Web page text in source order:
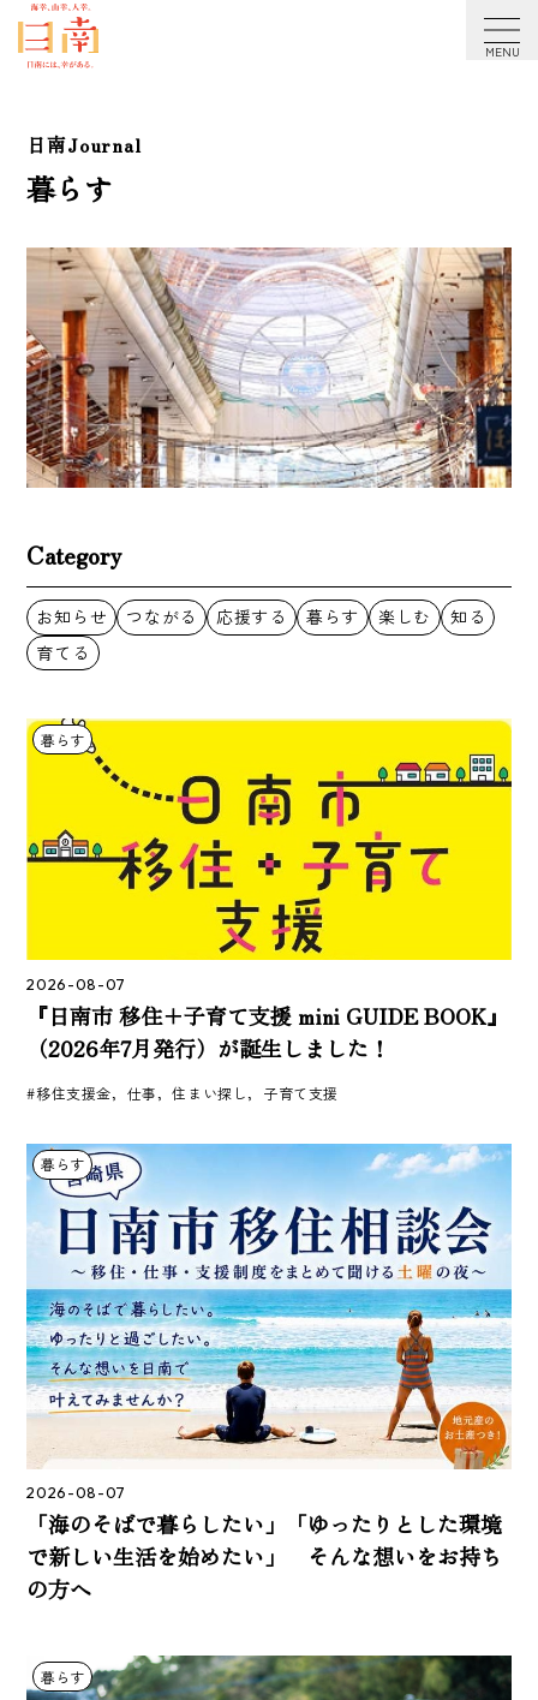
アクセシビリティ方針
日南Journal
暮らす
Category
お知らせ つながる 応援する 暮らす 楽しむ
知る
育てる
暮らす
2026-08-07
『日南市 移住＋子育て支援 mini GUIDE BOOK』
（2026年7月発行）が誕生しました！
#移住支援金，仕事，住まい探し，子育て支援
暮らす
2026-08-07
「海のそばで暮らしたい」「ゆったりとした環境
で新しい生活を始めたい」 そんな想いをお持ち
の方へ
暮らす